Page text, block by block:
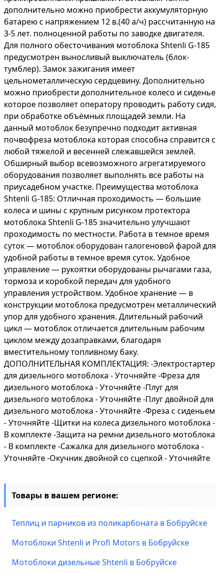
дополнительно можно приобрести аккумуляторную
батарею с напряжением 12 в.(40 а/ч) рассчитанную на
3-5 лет. полноценной работы по заводке двигателя.
Для полного обесточивания мотоблока Shtenli G-185
предусмотрен выносливый выключатель (блок-
тумблер). Замок зажигания имеет
цельнометаллическую сердцевину. Дополнительно
можно приобрести дополнительное колесо и сиденье
которое позволяет оператору проводить работу сидя,
при обработке объёмных площадей земли. На
данный мотоблок безупречно подходит активная
почвофреза мотоблока которая способна справится с
любой тяжелой и весенней слежавшейся землей.
Обширный выбор всевозможного агрегатируемого
оборудования позволяет выполнять все работы на
приусадебном участке. Преимущества мотоблока
Shtenli G-185: Отличная проходимость ― большие
колеса и шины с крупным рисунком протектора
мотоблока Shtenli G-185 значительно улучшают
проходимость по местности. Работа в темное время
суток ― мотоблок оборудован галогеновой фарой для
удобной работы в темное время суток. Удобное
управление ― рукоятки оборудованы рычагами газа,
тормоза и коробкой передач для удобного
управления устройством. Удобное хранение ― в
конструкции мотоблока предусмотрен металлический
упор для удобного хранения. Длительный рабочий
цикл ― мотоблок отличается длительным рабочим
циклом между дозаправками, благодаря
вместительному топливному баку.
ДОПОЛНИТЕЛЬНАЯ КОМПЛЕКТАЦИЯ: -Электростартер
для дизельного мотоблока - Уточняйте -Фреза для
дизельного мотоблока - Уточняйте -Плуг для
дизельного мотоблока - Уточняйте -Плуг двойной для
дизельного мотоблока - Уточняйте -Фреза с сиденьем
- Уточняйте -Щитки на колеса дизельного мотоблока -
В комплекте -Защита на ремни дизельного мотоблока
- В комплекте -Сажалка для дизельного мотоблока -
Уточняйте -Окучник двойной со сцепкой - Уточняйте
Товары в вашем регионе:
Теплиц и парников из поликарбоната в Бобруйске
Мотоблоки Shtenli и Profi Motors в Бобруйске
Мотоблоки дизельные Shtenli в Бобруйске